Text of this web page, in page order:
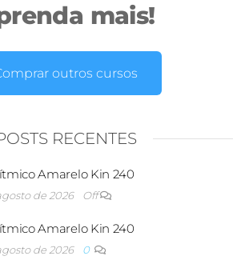
mais!
outros cursos
RECENTES
Amarelo Kin 240
de 2026 Off
Amarelo Kin 240
de 2026 0